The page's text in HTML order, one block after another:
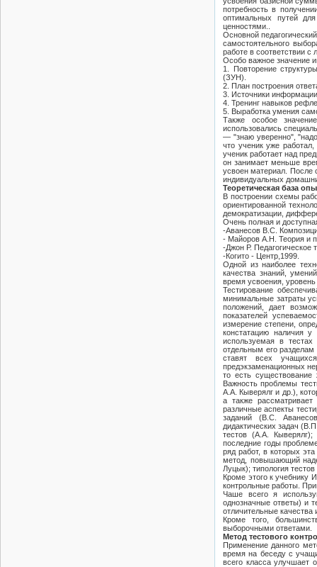
потребность в
оптимальных путей
ценностями..
Основной
самостоятельного
работе в соответствии с
Особо важное значение
1. Повторение
(ЗУН).
2. План построения
3. Источники
4. Тренинг навыков
5. Выработка умения
Также особое
использовались
— "знаю уверенно", "надо
что ученик уже
ученик работает над
он занимает меньше
усвоен материал. После
индивидуальных
Теоретическая база
В построении схемы
ориентированной
демократизации,
Очень полная и
-Аванесов B.C.
- Майоров А.Н. Теория и
-Джон Р. Педагогическое
-Когито - Центр,1999.
Одной из наиболее
качества знаний,
время усвоения,
Тестирование
минимальные затраты
положений, дает
показателей
измерение степени,
констатацию наличия у
используемая в
отдельным его
ставят всех
предэкзаменационных
то есть
Важность проблемы
А.А. Кыверялг и др.),
а также
различные аспекты
заданий (B.C.
дидактических задач
тестов (А.А.
последние годы
ряд работ, в которых
метод, повышающий
Луцык); типология
Кроме этого к
контрольные работы.
Чаше всего я
однозначные ответы) и
отличительные
Кроме того,
выборочными ответами.
Метод тестового
Применение данного
время на беседу с
всего класса улучшает